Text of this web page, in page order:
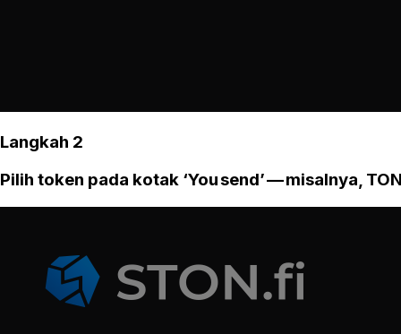
Langkah 2
Pilih token pada kotak ‘You send’ — misalnya,